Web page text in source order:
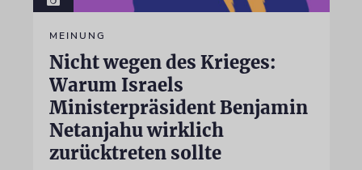
MEINUNG
Nicht wegen des Krieges:
Warum Israels
Ministerpräsident Benjamin
Netanjahu wirklich
zurücktreten sollte